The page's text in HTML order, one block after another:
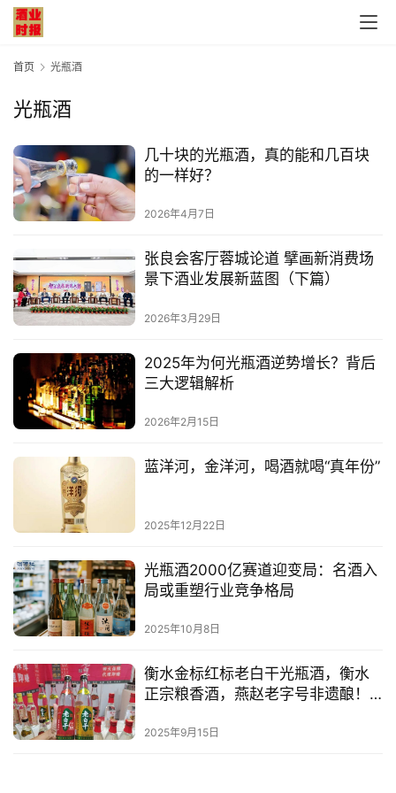
首
页
司
深
人
物
酒
活
动
态
视
频
登录 注册
首页 光瓶酒
光瓶酒
几十块的光瓶酒，真的能和几百块
的一样好？
2026年4月7日
张良会客厅蓉城论道 擘画新消费场
景下酒业发展新蓝图（下篇）
2026年3月29日
2025年为何光瓶酒逆势增长？背后
三大逻辑解析
2026年2月15日
蓝洋河，金洋河，喝酒就喝“真年份”
2025年12月22日
光瓶酒2000亿赛道迎变局：名酒入
局或重塑行业竞争格局
2025年10月8日
衡水金标红标老白干光瓶酒，衡水
正宗粮香酒，燕赵老字号非遗酿！
2025年9月15日